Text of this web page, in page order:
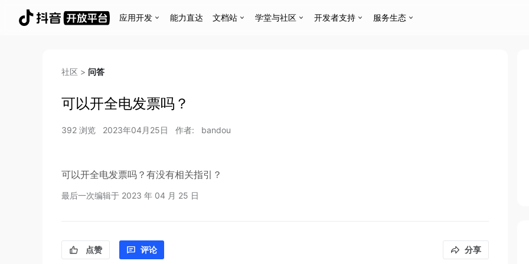
应用开发 能力直达 文档站 学堂与社区 开发者支持 服务生态
社区 > 问答
可以开全电发票吗？
392 浏览 2023年04月25日 作者: bandou
可以开全电发票吗？有没有相关指引？
最后一次编辑于 2023 年 04 月 25 日
点赞 评论 分享